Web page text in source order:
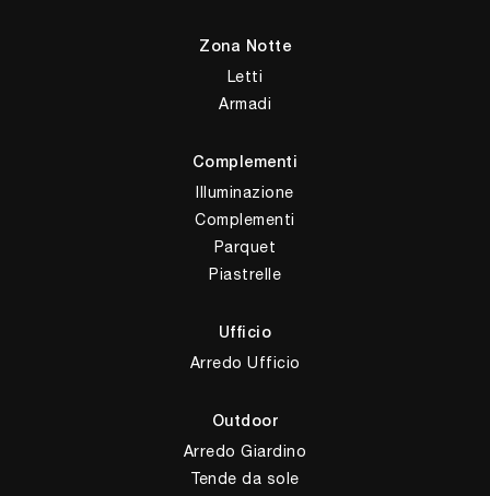
Zona Notte
Letti
Armadi
Complementi
Illuminazione
Complementi
Parquet
Piastrelle
Ufficio
Arredo Ufficio
Outdoor
Arredo Giardino
Tende da sole